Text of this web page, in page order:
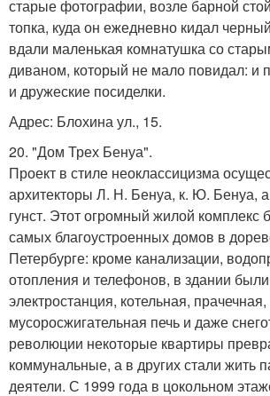
старые фотографии, возле барной
топка, куда он ежедневно кидал
вдали маленькая комнатушка со
диваном, который не мало повидал: и
и дружеские посиделки.
Адрес: Блохина ул., 15.
20. "Дом Трех Бенуа".
Проект в стиле неоклассицизма
архитекторы Л. Н. Бенуа, к. Ю. Бенуа,
гунст. Этот огромный жилой комплекс
самых благоустроенных домов в
Петербурге: кроме канализации,
отопления и телефонов, в здании
электростанция, котельная, прачечная,
мусоросжигательная печь и даже
революции некоторые квартиры
коммунальные, а в других стали жить
деятели. С 1999 года в цокольном